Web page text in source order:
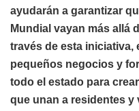
ayudarán a garantizar
Mundial vayan más allá
través de esta iniciativa,
pequeños negocios y
todo el estado para
que unan a residentes y